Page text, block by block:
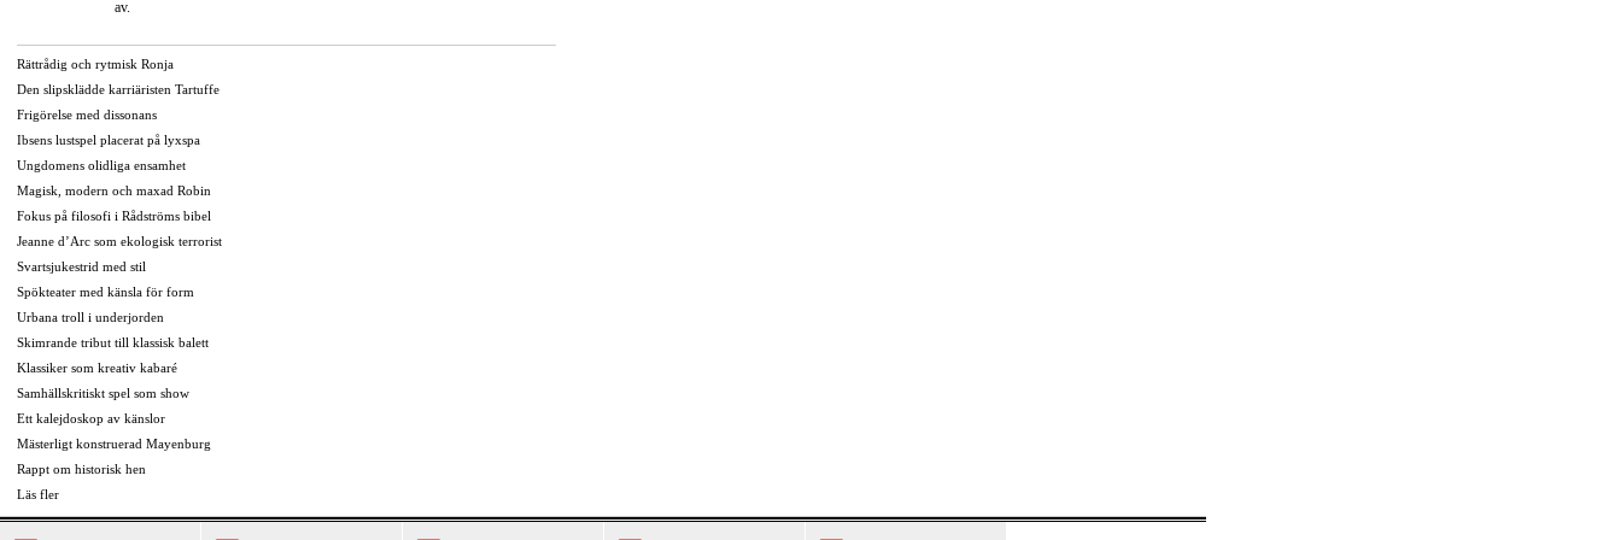
av.
Rättrådig och rytmisk Ronja
Den slipsklädde karriäristen Tartuffe
Frigörelse med dissonans
Ibsens lustspel placerat på lyxspa
Ungdomens olidliga ensamhet
Magisk, modern och maxad Robin
Fokus på filosofi i Rådströms bibel
Jeanne d’Arc som ekologisk terrorist
Svartsjukestrid med stil
Spökteater med känsla för form
Urbana troll i underjorden
Skimrande tribut till klassisk balett
Klassiker som kreativ kabaré
Samhällskritiskt spel som show
Ett kalejdoskop av känslor
Mästerligt konstruerad Mayenburg
Rappt om historisk hen
Läs fler